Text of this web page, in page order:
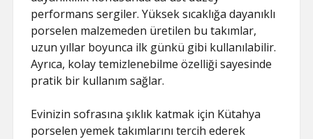
performans sergiler. Yüksek sıcaklığa dayanıklı
porselen malzemeden üretilen bu takımlar,
uzun yıllar boyunca ilk günkü gibi kullanılabilir.
Ayrıca, kolay temizlenebilme özelliği sayesinde
pratik bir kullanım sağlar.
Evinizin sofrasına şıklık katmak için Kütahya
porselen yemek takımlarını tercih ederek